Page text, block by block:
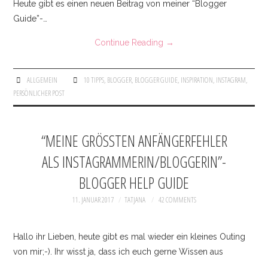
Heute gibt es einen neuen Beitrag von meiner “Blogger
Guide”-…
Continue Reading →
ALLGEMEIN 10 TIPPS, BLOGGER, BLOGGER GUIDE, INSPIRATION, INSTAGRAM,
PERSÖNLICHER POST
“MEINE GRÖSSTEN ANFÄNGERFEHLER A
LS INSTAGRAMMERIN/BLOGGERIN”- B
LOGGER HELP GUIDE
11. JANUAR 2017 TATJANA 42 COMMENTS
Hallo ihr Lieben, heute gibt es mal wieder ein kleines Outing
von mir;-). Ihr wisst ja, dass ich euch gerne Wissen aus